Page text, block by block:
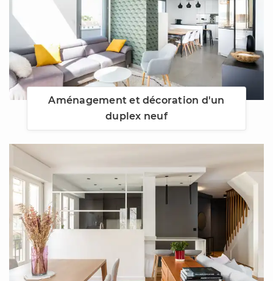
Aménagement et décoration d'un
duplex neuf